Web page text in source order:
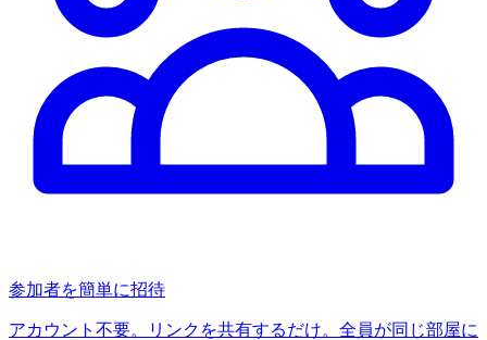
参加者を簡単に招待
アカウント不要。リンクを共有するだけ。全員が同じ部屋に